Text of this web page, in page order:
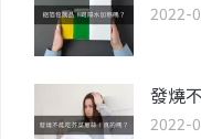
2022-
發燒
2022-